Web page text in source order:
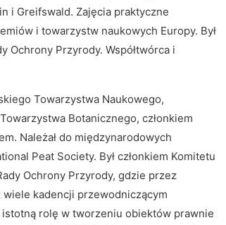
i Greifswald. Zajęcia praktyczne
i towarzystw naukowych Europy. Był
Ochrony Przyrody. Współtwórca i
Towarzystwa Naukowego,
Botanicznego, członkiem
Należał do międzynarodowych
Peat Society. Był członkiem Komitetu
Ochrony Przyrody, gdzie przez
wiele kadencji przewodniczącym
rolę w tworzeniu obiektów prawnie